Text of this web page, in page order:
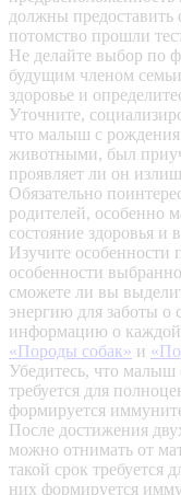
должны предоставить
потомство прошли
Не делайте выбор по
будущим членом
здоровье и
Уточните,
что малыш с
животными, был
проявляет ли он
Обязательно
родителей, особенно
состояние здоровья и
Изучите особенности
особенности
сможете ли вы
энергию для заботы
информацию о каждой
«Породы собак» и
Убедитесь, что малыш
требуется для
формируется
После достижения
можно отнимать от
такой срок
них формируется